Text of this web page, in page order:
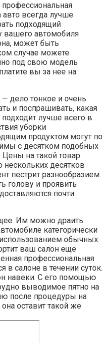
авто всегда лучше
подходящий
вашего автомобиля
может быть
случае можете
под свою модель
вы за нее на
дело тонкое и очень
и поспрашивать, какая
лучше всего в
уборки
продуктом могут по
с десятком подобных
на такой товар
нескольких десятков
пестрит разнообразием.
голову и проявить
почти
Им можно драить
категорически
обычных
ваш салон еще
профессиональная
в салоне в течении суток.
навеки. С его помощью
выводимое пятно на
после процедуры на
оставит такой же